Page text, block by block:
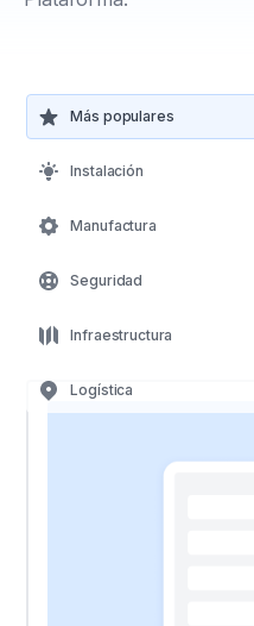
Más populares
Instalación
Manufactura
Seguridad
Infraestructura
Logística